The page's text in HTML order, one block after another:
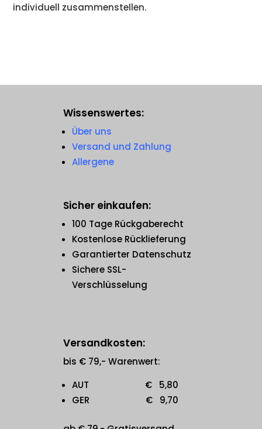
individuell zusammenstellen.
Wissenswertes:
Über uns
Versand und Zahlung
Allergene
Sicher einkaufen:
100 Tage Rückgaberecht
Kostenlose Rücklieferung
Garantierter Datenschutz
Sichere SSL-
Verschlüsselung
Versandkosten:
bis € 79,- Warenwert:
AUT € 5,80
GER € 9,70